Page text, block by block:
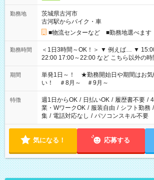
勤務地
茨城県古河市
古河駅からバイク・車
■物流センターなど ■勤務地選べます
勤務時間
＜1日3時間～OK！＞ ▼ 例えば… ▼ 15:00～18:00 15:00～
22:00 17:00～22:00 など こちら以外の時間もお気軽にご相談く
ださい！
期間
単発1日～！ ★勤務開始日や期間はお気
い！ ＃8月～ ＃9月～
特徴 週1日からOK / 日払いOK / 履歴書不要 /
業・WワークOK / 服装自由 / シフト勤務 /
集 / 電話対応なし / パソコンスキル不要
気になる！ 応募する